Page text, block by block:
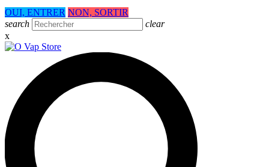
OUI, ENTRER NON, SORTIR
search
clear
x